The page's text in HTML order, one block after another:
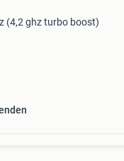
(4,2 ghz turbo boost)